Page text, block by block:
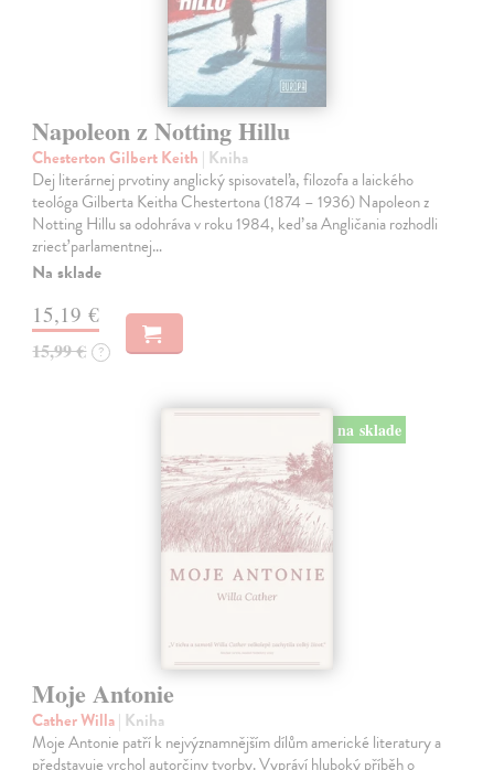
Napoleon z Notting Hillu
Chesterton Gilbert Keith | Kniha
Dej literárnej prvotiny anglický spisovateľa, filozofa a laického
teológa Gilberta Keitha Chestertona (1874 – 1936) Napoleon z
Notting Hillu sa odohráva v roku 1984, keď sa Angličania rozhodli
zriecť parlamentnej…
Na sklade
15,19 €
15,99 € ?
na sklade
Moje Antonie
Cather Willa| Kniha
Moje Antonie patří k nejvýznamnějším dílům americké literatury a
představuje vrchol autorčiny tvorby. Vypráví hluboký příběh o